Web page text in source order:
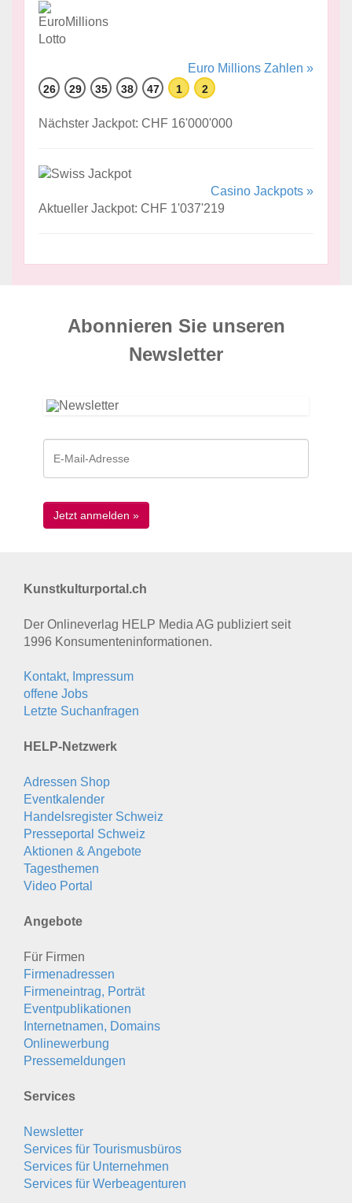
Euro Millions Zahlen »
26 29 35 38 47 1 2
Nächster Jackpot: CHF 16'000'000
Casino Jackpots »
Aktueller Jackpot: CHF 1'037'219
Abonnieren Sie unseren
News­letter
Kunstkulturportal.ch
Der Onlineverlag HELP Media AG publiziert seit
1996 Konsumenten­informationen.
Kontakt, Impressum
offene Jobs
Letzte Suchanfragen
HELP-Netzwerk
Adressen Shop
Eventkalender
Handelsregister Schweiz
Presseportal Schweiz
Aktionen & Angebote
Tagesthemen
Video Portal
Angebote
Für Firmen
Firmenadressen
Firmeneintrag, Porträt
Eventpublikationen
Internetnamen, Domains
Onlinewerbung
Pressemeldungen
Services
Newsletter
Services für Tourismusbüros
Services für Unternehmen
Services für Werbeagenturen